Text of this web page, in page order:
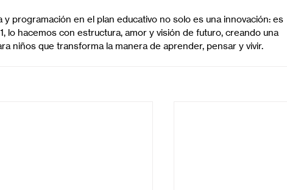
programación en el plan educativo no solo es una innovación: es
lo hacemos con estructura, amor y visión de futuro, creando una
niños que transforma la manera de aprender, pensar y vivir.